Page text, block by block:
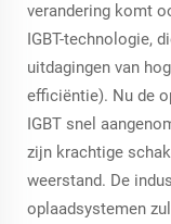
verandering komt
IGBT-technologie,
uitdagingen van
efficiëntie). Nu de
IGBT snel
zijn krachtige
weerstand. De
oplaadsystemen